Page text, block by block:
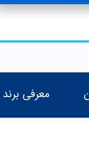
معرفی برند